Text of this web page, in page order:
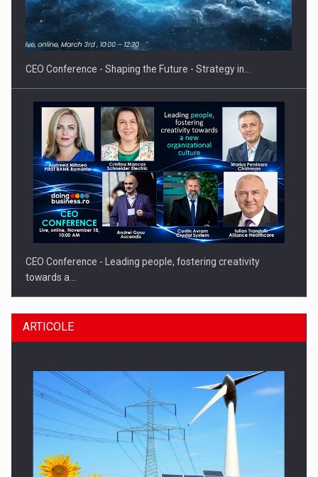
Hard Enduro Piatra Craiului 2026, fueled by benzinariile RO…
CEO Conference - Shaping the Future - Strategy in…
CEO Conference - Leading people, fostering creativity
towards a…
CEO Conference - Shaping The Future - Technology and…
ARTICOLE